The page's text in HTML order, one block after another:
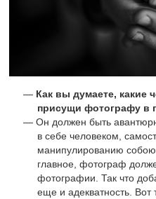
Как вы думаете, какие
присущи фотографу в
Он должен быть
в себе человеком,
манипулированию
главное, фотограф
фотографии. Так что
еще и адекватность. Вот